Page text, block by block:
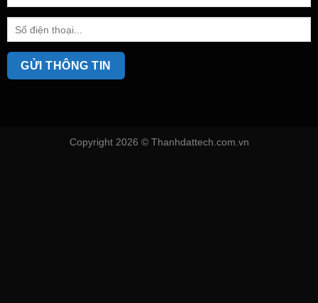
Copyright 2026 © Thanhdattech.com.vn